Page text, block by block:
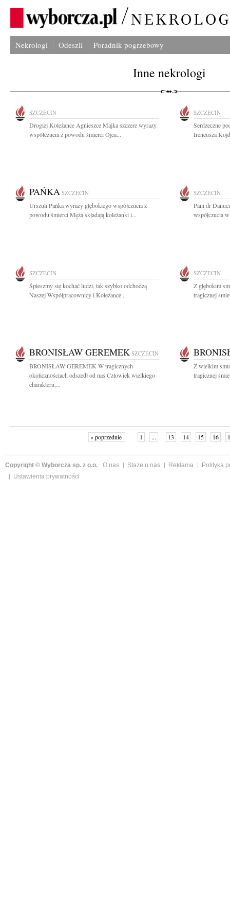
Nekrologi Odeszli Poradnik pogrzebowy
Inne nekrologi
SZCZECIN
Drogiej Koleżance Agnieszce Majka szczere wyrazy
współczucia z powodu śmierci Ojca...
SZCZECIN
Serdzeczne
Ireneusza
PAŃKA SZCZECIN
Urszuli Pańka wyrazy głębokiego współczucia z
powodu śmierci Męża składają koleżanki i...
SZCZECIN
Pani dr
współczucia
SZCZECIN
Śpieszmy się kochać ludzi, tak szybko odchodzą
Naszej Współpracownicy i Koleżance...
SZCZECIN
Z głębokim
tragicznej
BRONISŁAW GEREMEK SZCZECIN
BRONISŁAW GEREMEK W tragicznych
okolicznościach odszedł od nas Człowiek wielkiego
charakteru,...
Z wielkim
tragicznej
« poprzednie 1 ... 13 14 15 16
Copyright © Wyborcza sp. z o.o. O nas Staże u nas Reklama
Polityka
Ustawienia prywatności